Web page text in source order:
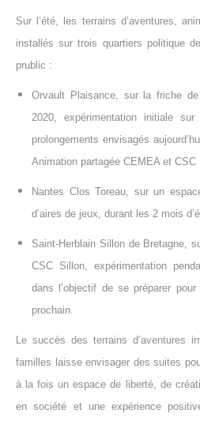
Sur l’été, les terrains d’aventures,
installés sur trois quartiers politique
prublic :
Orvault Plaisance, sur la friche
2020, expérimentation initiale
prolongements envisagés
Animation partagée CEMEA et CSC
Nantes Clos Toreau, sur un
d’aires de jeux, durant les 2 mois
Saint-Herblain Sillon de Bretagne,
CSC Sillon, expérimentation
dans l’objectif de se préparer
prochain.
Le succès des terrains d’aventures
familles laisse envisager des suites
à la fois un espace de liberté, de
en société et une expérience